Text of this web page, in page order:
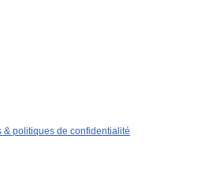
& politiques de confidentialité